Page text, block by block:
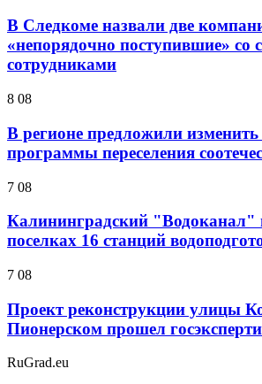
В Следкоме назвали две
«непорядочно поступившие» со
сотрудниками
8 08
В регионе предложили
программы переселения
7 08
Калининградский "Водоканал"
поселках 16 станций
7 08
Проект реконструкции улицы
Пионерском прошел
RuGrad.eu